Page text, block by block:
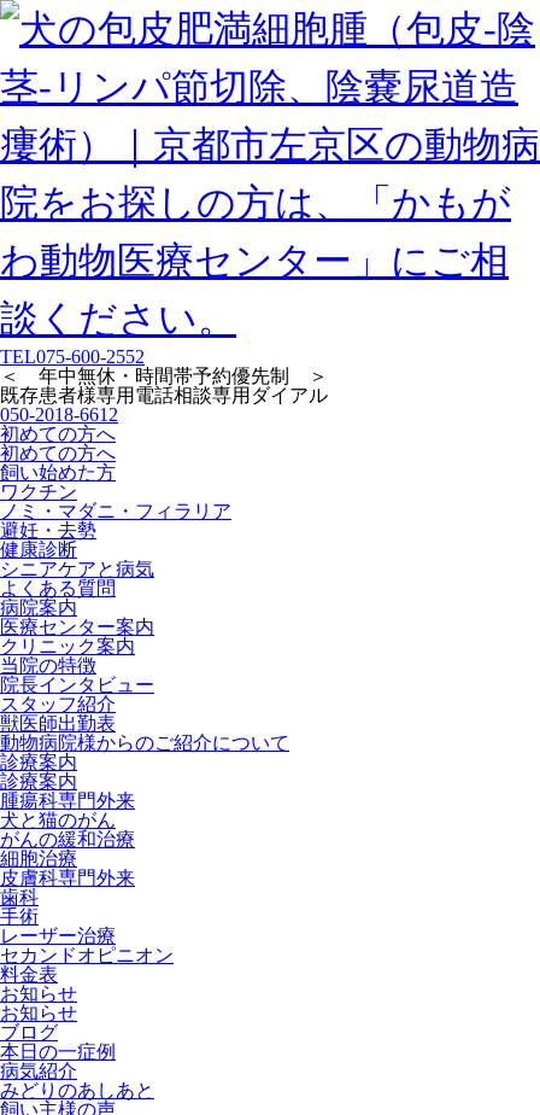
TEL075-600-2552
＜ 年中無休・時間帯予約優先制 ＞
既存患者様専用 電話相談専用ダイアル
050-2018-6612
初めての方へ
初めての方へ
飼い始めた方
ワクチン
ノミ・マダニ・フィラリア
避妊・去勢
健康診断
シニアケアと病気
よくある質問
病院案内
医療センター案内
クリニック案内
当院の特徴
院長インタビュー
スタッフ紹介
獣医師出勤表
動物病院様からのご紹介について
診療案内
診療案内
腫瘍科専門外来
犬と猫のがん
がんの緩和治療
細胞治療
皮膚科専門外来
歯科
手術
レーザー治療
セカンドオピニオン
料金表
お知らせ
お知らせ
ブログ
本日の一症例
病気紹介
みどりのあしあと
飼い主様の声